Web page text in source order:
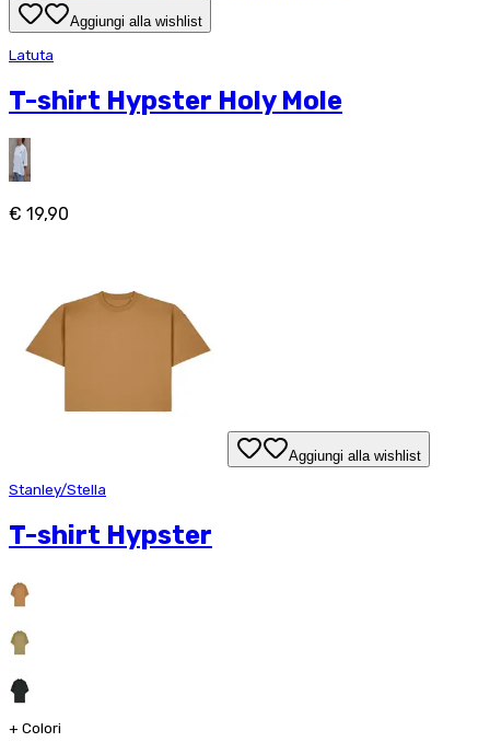
Aggiungi alla wishlist
Latuta
T-shirt Hypster Holy Mole
€ 19,90
Aggiungi alla wishlist
Stanley/Stella
T-shirt Hypster
+ Colori